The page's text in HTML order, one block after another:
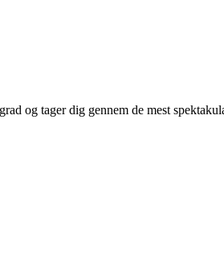
og tager dig gennem de mest